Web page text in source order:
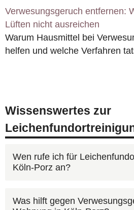
Verwesungsgeruch entfernen:
Lüften nicht ausreichen
Warum Hausmittel bei
helfen und welche Verfahren
Wissenswertes zur
Wen rufe ich für
Köln-Porz an?
Sie erreichen uns jederzeit
Was hilft gegen